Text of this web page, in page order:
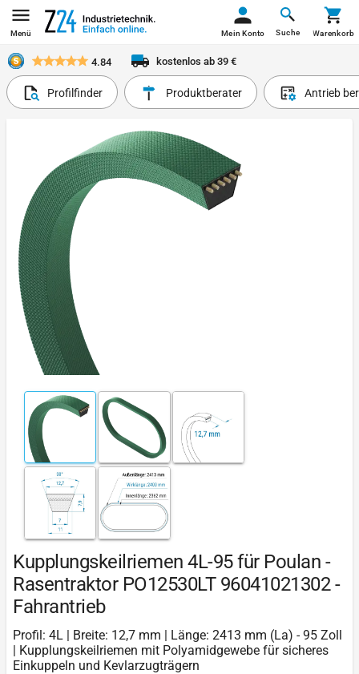
Menü Suche
Mein Konto Warenkorb
4.84 kostenlos ab 39 €
Profilfinder Produktberater Antrieb
Kupplungskeilriemen 4L-95 für Poulan -
Rasentraktor PO12530LT 96041021302 -
Fahrantrieb
Profil: 4L | Breite: 12,7 mm | Länge: 2413 mm (La) - 95 Zoll
| Kupplungskeilriemen mit Polyamidgewebe für sicheres
Einkuppeln und Kevlarzugträgern